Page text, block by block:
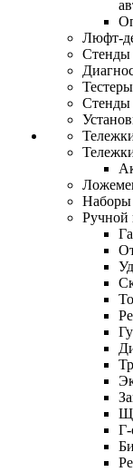
Люфт-
Стенды
Стенды
Наборы
Ручной
Г-